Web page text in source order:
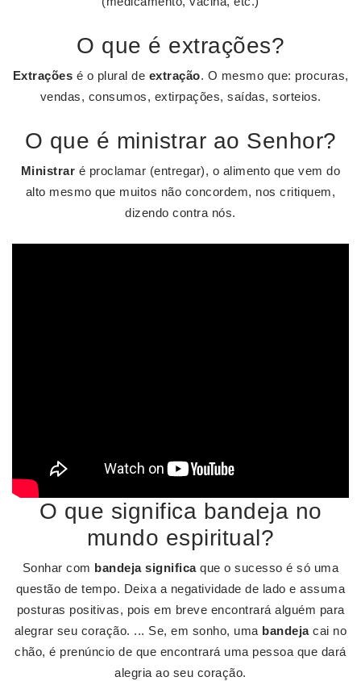
O que é extrações?
Extrações é o plural de extração. O mesmo que: procuras,
vendas, consumos, extirpações, saídas, sorteios.
O que é ministrar ao Senhor?
Ministrar é proclamar (entregar), o alimento que vem do
alto mesmo que muitos não concordem, nos critiquem,
dizendo contra nós.
O que significa bandeja no
mundo espiritual?
Sonhar com bandeja significaque o sucesso é só uma
questão de tempo. Deixa a negatividade de lado e assuma
posturas positivas, pois em breve encontrará alguém para
alegrar seu coração. ... Se, em sonho, uma bandejacai no
chão, é prenúncio de que encontrará uma pessoa que dará
alegria ao seu coração.